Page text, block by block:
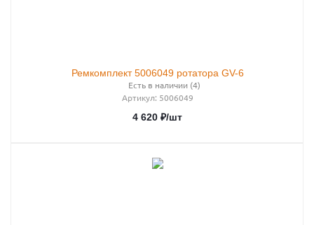
Ремкомплект 5006049 ротатора GV-6
Есть в наличии (4)
Артикул: 5006049
4 620 ₽/шт